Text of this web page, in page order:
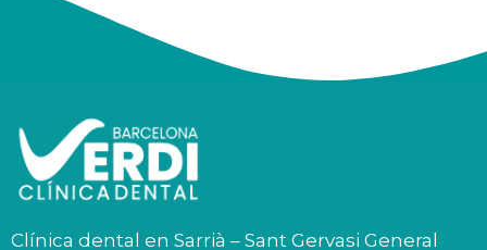
Clínica dental en Sarrià – Sant Gervasi General